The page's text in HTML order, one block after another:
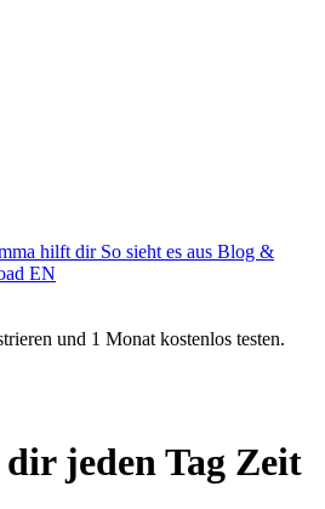
hilft dir So sieht es aus Blog &
EN
und 1 Monat kostenlos testen.
jeden Tag Zeit